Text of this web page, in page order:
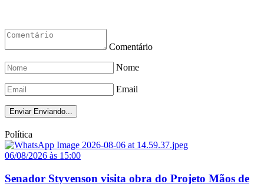
Comentário
Nome
Email
Enviar Enviando...
Política
06/08/2026 às 15:00
Senador Styvenson visita obra do Projeto Mãos de